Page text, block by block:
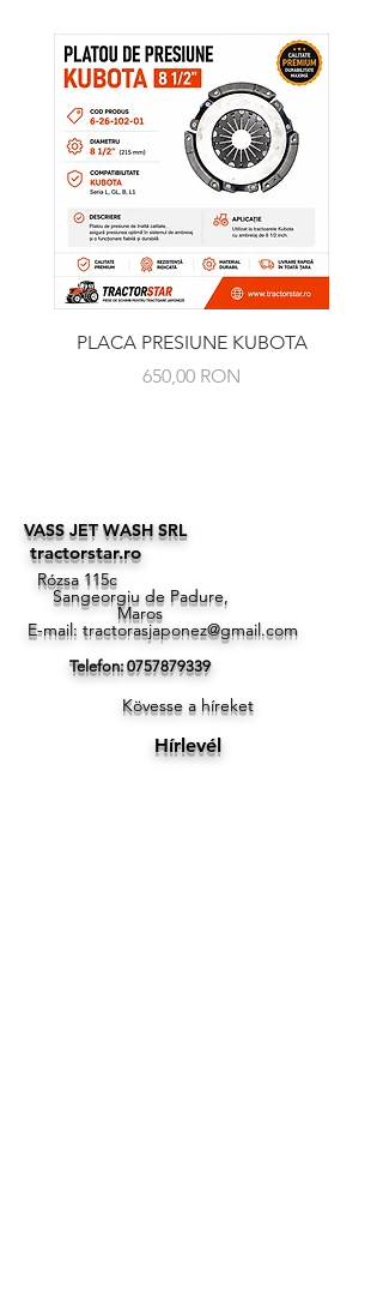
PLACA PRESIUNE KUBOTA
Ár
650,00 RON
VASS JET WASH SRL
tractorstar.ro
Rózsa 115c
Sangeorgiu de Padure,
Maros
E-mail: tractorasjaponez@gmail.com
Telefon:0757879339
Kövesse a híreket
Hírlevél